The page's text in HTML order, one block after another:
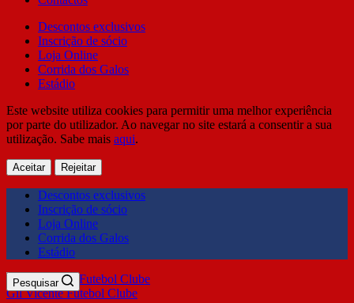
Descontos exclusivos
Inscrição de sócio
Loja Online
Corrida dos Galos
Estádio
Este website utiliza cookies para permitir uma melhor experiência
por parte do utilizador. Ao navegar no site estará a consentir a sua
utilização. Sabe mais aqui.
Aceitar Rejeitar
Descontos exclusivos
Inscrição de sócio
Loja Online
Corrida dos Galos
Estádio
Gil Vicente Futebol Clube
Pesquisar